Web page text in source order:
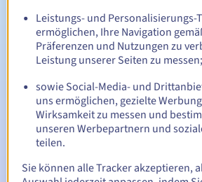
Rückgewinnungsfrist
Automatische Benachrichtigungen:
Warn-E-Mails:60, 30, 15, 7 und 3 Tage
Ablaufdatum
E-Mail am Ablaufdatum
Leistungs- und Personalisierungs-
ermöglichen, Ihre Navigation
Präferenzen und Nutzungen zu
Leistung unserer Seiten zu messen;
sowie Social-Media- und
uns ermöglichen, gezielte
Wirksamkeit zu messen und
unseren Werbepartnern und
teilen.
Sie können alle Tracker akzeptieren,